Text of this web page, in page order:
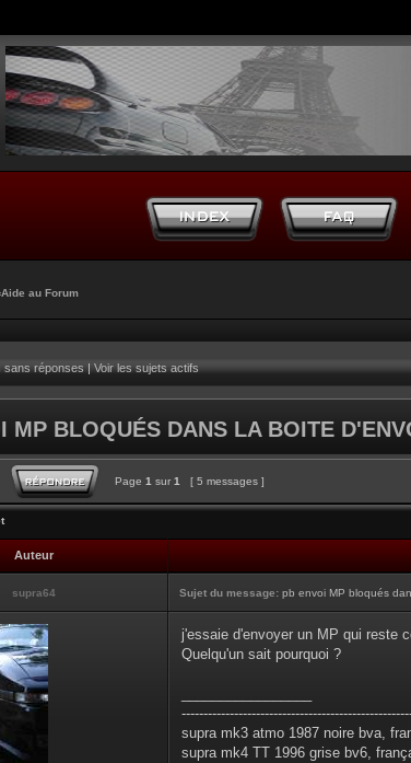
Aide au Forum
sans réponses|Voir les sujets actifs
MP BLOQUÉS DANS LA BOITE
Page 1 sur 1 [ 5 messages ]
Auteur
supra64 Sujet du message: pb envoi MP bloqués
j'essaie d'envoyer un MP qui reste
Quelqu'un sait pourquoi ?
supra mk3 atmo 1987 noire bva,
supra mk4 TT 1996 grise bv6,